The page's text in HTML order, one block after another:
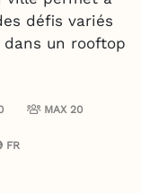
défis variés
dans un rooftop
MAX 20
FR